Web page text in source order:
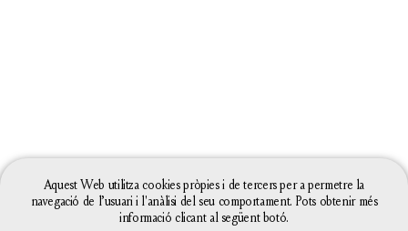
Aquest Web utilitza cookies pròpies i de tercers per a permetre la
navegació de l’usuari i l'anàlisi del seu comportament. Pots obtenir més
informació clicant al següent botó.